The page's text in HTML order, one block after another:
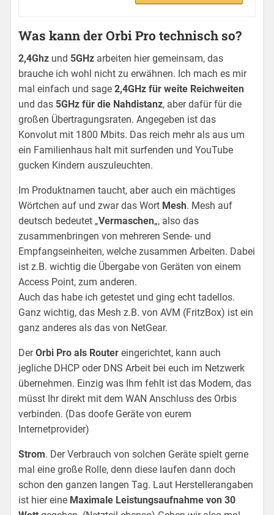
Was kann der Orbi Pro technisch so?
2,4Ghz und 5GHz arbeiten hier gemeinsam, das
brauche ich wohl nicht zu erwähnen. Ich mach es mir
mal einfach und sage2,4GHz für weite Reichweiten
und das 5GHz für die Nahdistanz, aber dafür für die
großen Übertragungsraten. Angegeben ist das
Konvolut mit 1800 Mbits. Das reich mehr als aus um
ein Familienhaus halt mit surfenden und YouTube
gucken Kindern auszuleuchten.
Im Produktnamen taucht, aber auch ein mächtiges
Wörtchen auf und zwar das Wort Mesh. Mesh auf
deutsch bedeutet „Vermaschen„, also das
zusammenbringen von mehreren Sende- und
Empfangseinheiten, welche zusammen Arbeiten. Dabei
ist z.B. wichtig die Übergabe von Geräten von einem
Access Point, zum anderen.
Auch das habe ich getestet und ging echt tadellos.
Ganz wichtig, das Mesh z.B. von AVM (FritzBox) ist ein
ganz anderes als das von NetGear.
DerOrbi Pro als Router eingerichtet, kann auch
jegliche DHCP oder DNS Arbeit bei euch im Netzwerk
übernehmen. Einzig was Ihm fehlt ist das Modem, das
müsst Ihr direkt mit dem WAN Anschluss des Orbis
verbinden. (Das doofe Geräte von eurem
Internetprovider)
Strom. Der Verbrauch von solchen Geräte spielt gerne
mal eine große Rolle, denn diese laufen dann doch
schon den ganzen langen Tag. Laut Herstellerangaben
ist hier eine Maximale Leistungsaufnahme von 30